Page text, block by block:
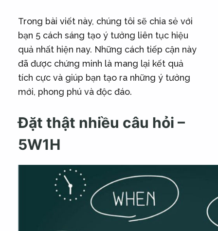
Trong bài viết này, chúng tôi sẽ chia sẻ với
bạn 5 cách sáng tạo ý tưởng liên tục hiệu
quả nhất hiện nay. Những cách tiếp cận này
đã được chứng minh là mang lại kết quả
tích cực và giúp bạn tạo ra những ý tưởng
mới, phong phú và độc đáo.
Đặt thật nhiều câu hỏi –
5W1H